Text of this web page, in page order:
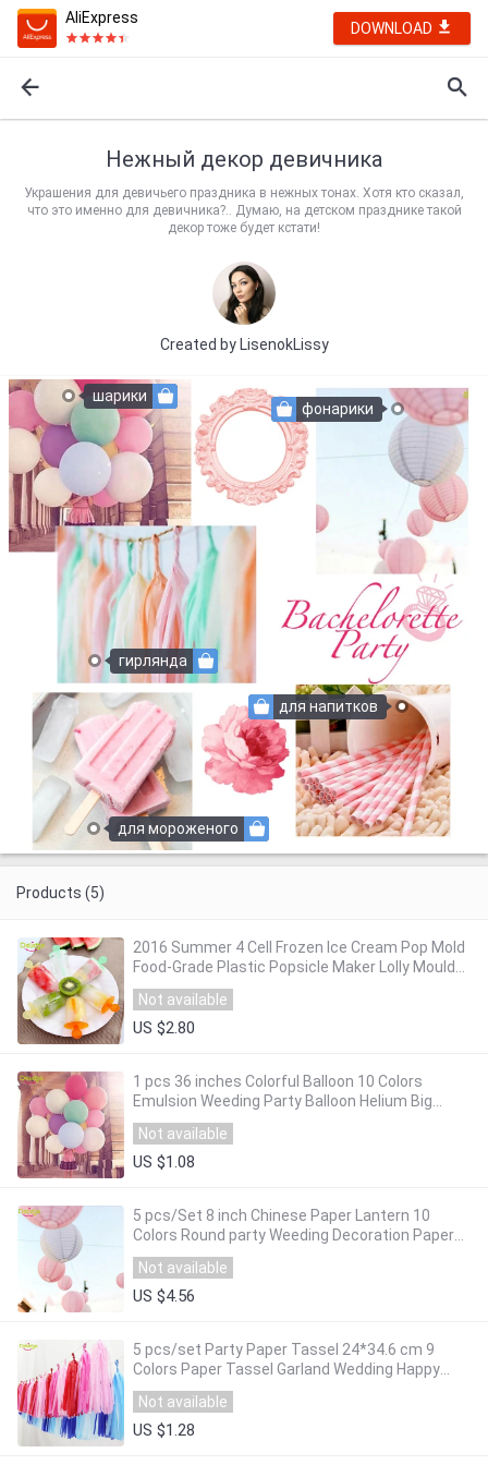
AliExpress
DOWNLOAD
Нежный декор девичника
Украшения для девичьего праздника в нежных тонах. Хотя кто сказал,
что это именно для девичника?.. Думаю, на детском празднике такой
декор тоже будет кстати!
Created byLisenokLissy
для мороженого
шарики
фонарики
гирлянда
для напитков
Products (5)
2016 Summer 4 Cell Frozen Ice Cream Pop Mold
Food-Grade Plastic Popsicle Maker Lolly Mould
Tray Pan Kitchen DIY Random Color
Not available
US $2.80
1 pcs 36 inches Colorful Balloon 10 Colors
Emulsion Weeding Party Balloon Helium Big
Latex Balloons Birthday Decoration
Not available
US $1.08
5 pcs/Set 8 inch Chinese Paper Lantern 10
Colors Round party Weeding Decoration Paper
Lantern Birthday Decoration Gift Craft
Not available
US $4.56
5 pcs/set Party Paper Tassel 24*34.6 cm 9
Colors Paper Tassel Garland Wedding Happy
Not available
US $1.28